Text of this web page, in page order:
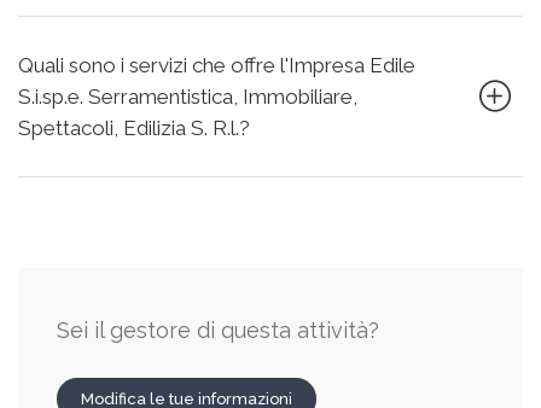
Quali sono i servizi che offre l'Impresa Edile
S.i.sp.e. Serramentistica, Immobiliare,
Spettacoli, Edilizia S. R.l.?
Sei il gestore di questa attività?
Modifica le tue informazioni